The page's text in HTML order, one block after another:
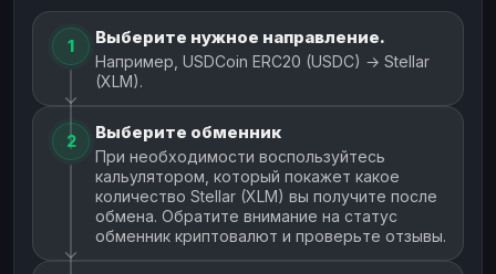
1 Выберите нужное направление.
Например, USDCoin ERC20 (USDC) → Stellar
(XLM).
2 Выберите обменник
При необходимости воспользуйтесь
кальулятором, который покажет какое
количество Stellar (XLM) вы получите после
обмена. Обратите внимание на статус
обменник криптовалют и проверьте отзывы.